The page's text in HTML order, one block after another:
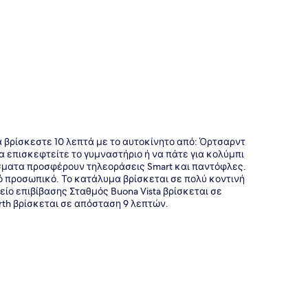
10 λεπτά με το αυτοκίνητο από: Όρτσαρντ
το γυμναστήριο ή να πάτε για κολύμπι
προσφέρουν τηλεοράσεις Smart και παντόφλες.
προσωπικό. Το κατάλυμα βρίσκεται σε πολύ κοντινή
επιβίβασης Σταθμός Buona Vista βρίσκεται σε
βρίσκεται σε απόσταση 9 λεπτών.